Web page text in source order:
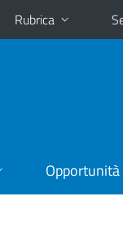
Rubrica
Opportunità